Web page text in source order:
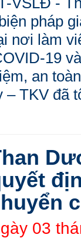
pháp
nơi làm
19
an
TKV đã
03